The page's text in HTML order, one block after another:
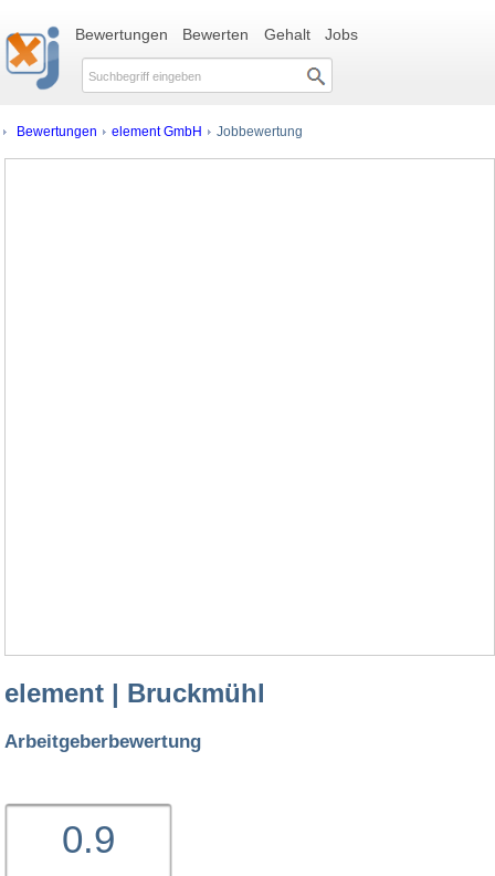
Bewertungen Bewerten Gehalt Jobs
Bewertungen element GmbH Jobbewertung
element | Bruckmühl
Arbeitgeberbewertung
0.9